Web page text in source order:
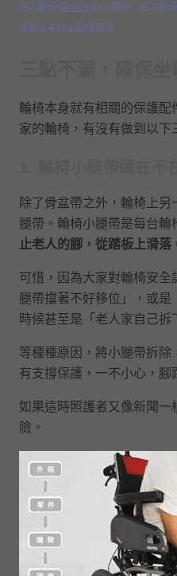
左方輪椅(是這台)有小腿帶，右方輪椅
雙腳並未掉出輪椅踏板
輪椅本身就有相關的保護
家的輪椅，有沒有做到以下
除了骨盆帶之外，輪椅上
腿帶。輪椅小腿帶是每台
止老人的腳，從踏板上滑落
可惜，因為大家對輪椅安
腿帶擋著不好移位」，或
時候甚至是「老人家自己
等種種原因，將小腿帶拆除
有支撐保護，一不小心，腳
如果這時照護者又像新聞一
險。